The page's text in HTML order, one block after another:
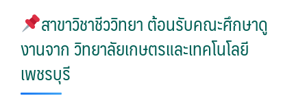
สาขาวิชาชีววิทยา ต้อนรับคณะศึกษาดู
งานจาก วิทยาลัยเกษตรและเทคโนโลยี
เพชรบุรี